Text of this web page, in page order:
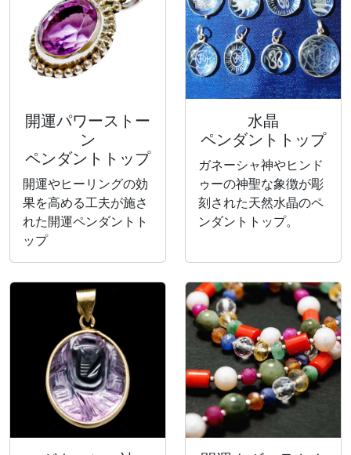
開運パワーストー
ン
ペンダントトップ
開運やヒーリングの効
果を高める工夫が施さ
れた開運ペンダントト
ップ
水晶
ペンダントトップ
ガネーシャ神やヒンド
ゥーの神聖な象徴が彫
刻された天然水晶のペ
ンダントトップ。